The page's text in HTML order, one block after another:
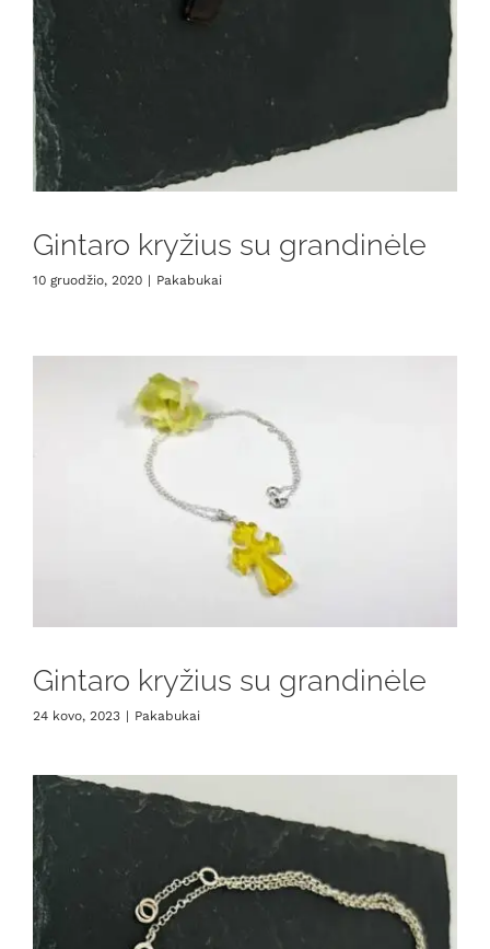
Gintaro kryžius su grandinėle
10 gruodžio, 2020 | Pakabukai
Gintaro kryžius su grandinėle
24 kovo, 2023 | Pakabukai